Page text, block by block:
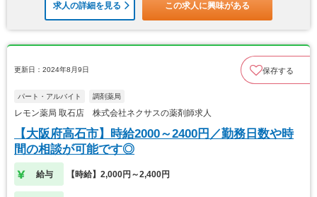
求人の詳細を見る この求人に興味がある
更新日：2024年8月9日 保存する
パート・アルバイト 調剤薬局
レモン薬局 取石店 株式会社ネクサスの薬剤師求人
【大阪府高石市】時給2000～2400円／勤務日数や時
間の相談が可能です◎
給与 【時給】2,000円～2,400円